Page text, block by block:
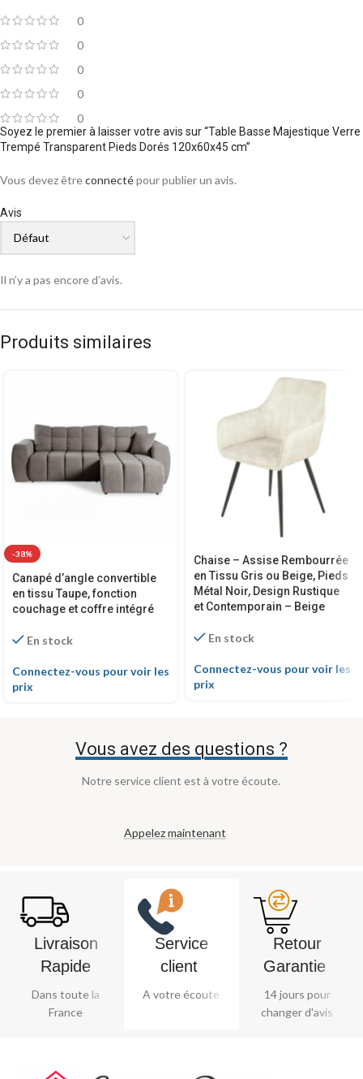
0
0
0
0
0
Avis
Il n’y a pas encore d’avis.
Soyez le premier à laisser votre avis sur “Table Basse Majestique Verre
Trempé Transparent Pieds Dorés 120x60x45 cm”
Vous devez êtreconnectépour publier un avis.
Produits similaires
-38%
Canapé d’angle convertible
en tissu Taupe, fonction
couchage et coffre intégré
En stock
Connectez-vous pour voir les
prix
Chaise – Assise Rembourrée
en Tissu Gris ou Beige, Pieds
Métal Noir, Design Rustique
et Contemporain – Beige
En stock
Connectez-vous pour voir les
prix
Vous avez des questions ?
Notre service client est à votre écoute.
Appelez maintenant
Livraison
Rapide
Dans toute la
France
Service
client ​
A votre écoute
Retour
Garantie ​
14 jours pour
changer d'avis